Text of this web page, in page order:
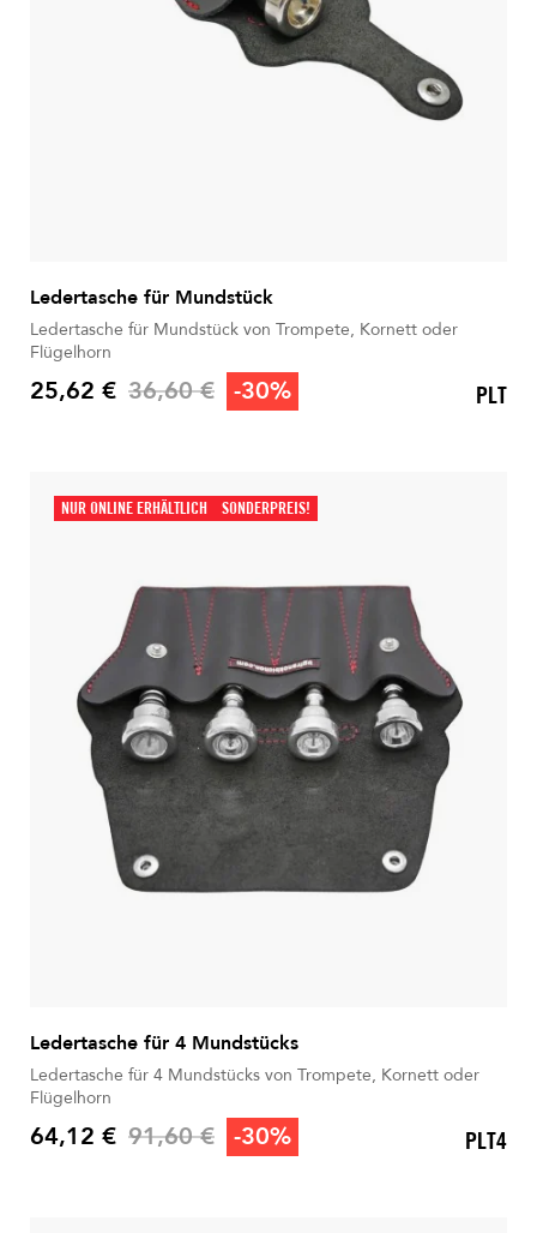
Ledertasche für Mundstück
Ledertasche für Mundstück von Trompete, Kornett oder
Flügelhorn
Preis
25,62 € Verkaufspreis
36,60 € -30% PLT
NUR ONLINE ERHÄLTLICH SONDERPREIS!
Ledertasche für 4 Mundstücks
Ledertasche für 4 Mundstücks von Trompete, Kornett oder
Flügelhorn
Preis
64,12 € Verkaufspreis
91,60 € -30% PLT4